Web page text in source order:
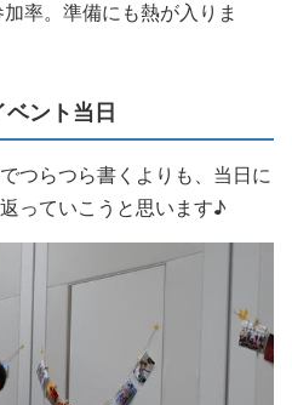
率。準備にも熱が入りま
ント当日
つらつら書くよりも、当日に
っていこうと思います♪